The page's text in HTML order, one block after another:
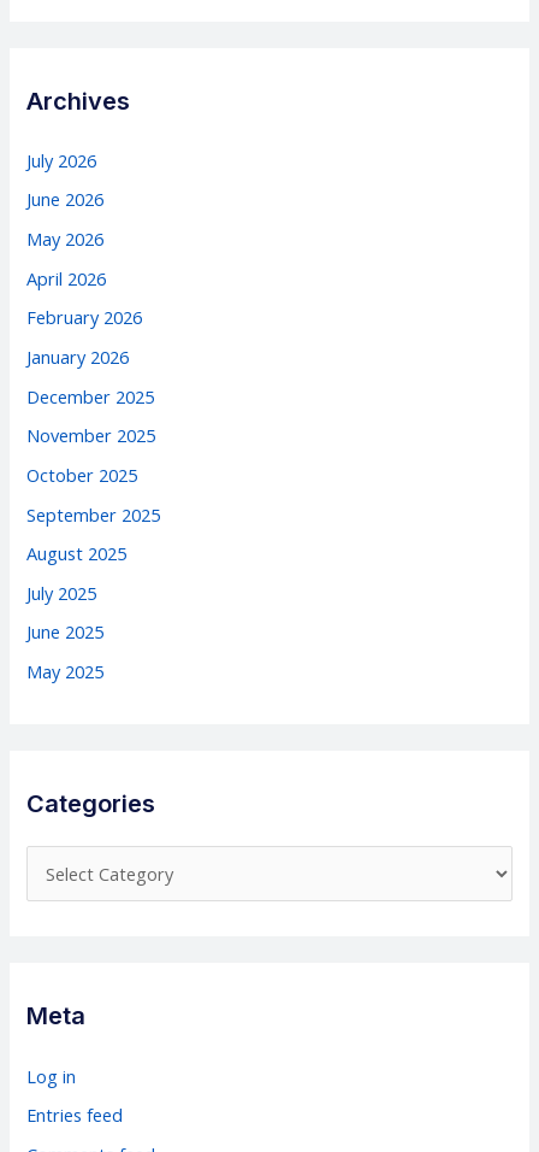
Archives
July 2026
June 2026
May 2026
April 2026
February 2026
January 2026
December 2025
November 2025
October 2025
September 2025
August 2025
July 2025
June 2025
May 2025
Categories
a
g
r
i
Meta
Log in
Entries feed